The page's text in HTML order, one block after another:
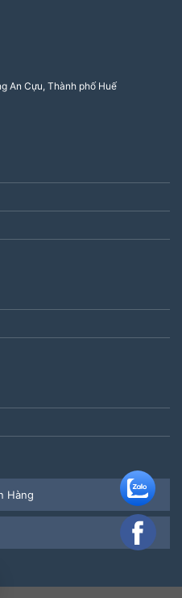
An Cựu, Thành phố Huế
Hàng